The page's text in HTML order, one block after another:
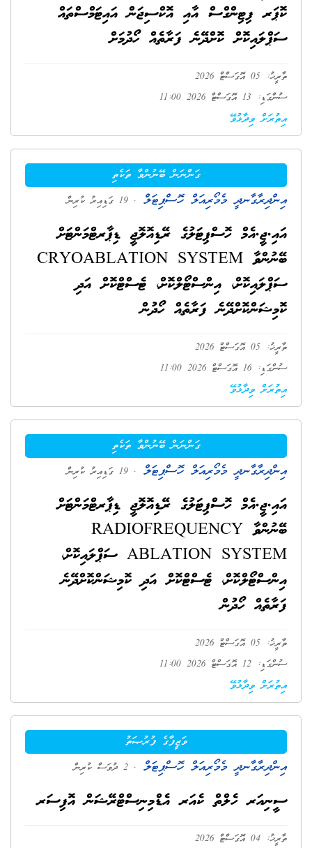
ކޮޕަރ ފިޓިންގްސް އާއި އޮކްސިޖަން އައިޓަމްސްތައް
ސަޕްލައިކޮށް ކޮށްދޭނެ ފަރާތެއް ހޯދުމަށް
ތާރީޚު: 05 އޮގަސްޓް 2026
ސުންގަޑި: 13 އޮގަސްޓް 2026 11:00
އިތުރަށް ވިދާޅުވޭ
ގަންނަން ބޭނުންވާ ތަކެތި
އިންދިރާގާނދީ މެމޯރިއަލް ހޮސްޕިޓަލް . 19 ގަޑިއިރު ކުރިން
އައި.ޖީ.އެމް ހޮސްޕިޓަލުގެ ރޭޑިއޮލޮޖީ ޑިޕާރޓްމަންޓަށް
ބޭނުންވާ CRYOABLATION SYSTEM
ސަޕްލައިކޮށް، އިންސްޓޯލްކޮށް، ޓެސްޓްކޮށް އަދި
ކޮމިޝަންކޮށްދޭނެ ފަރާތެއް ހޯދުން
ތާރީޚު: 05 އޮގަސްޓް 2026
ސުންގަޑި: 16 އޮގަސްޓް 2026 11:00
އިތުރަށް ވިދާޅުވޭ
ގަންނަން ބޭނުންވާ ތަކެތި
އިންދިރާގާނދީ މެމޯރިއަލް ހޮސްޕިޓަލް . 19 ގަޑިއިރު ކުރިން
އައި.ޖީ.އެމް ހޮސްޕިޓަލުގެ ރޭޑިއޮލޮޖީ ޑިޕާރޓްމަންޓަށް
ބޭނުންވާ RADIOFREQUENCY
ABLATION SYSTEM ސަޕްލައިކޮށް،
އިންސްޓޯލްކޮށް، ޓެސްޓްކޮށް އަދި ކޮމިޝަންކޮށްދޭނެ
ފަރާތެއް ހޯދުން
ތާރީޚު: 05 އޮގަސްޓް 2026
ސުންގަޑި: 12 އޮގަސްޓް 2026 11:00
އިތުރަށް ވިދާޅުވޭ
ވަޒީފާގެ ފުރުޞަތު
އިންދިރާގާނދީ މެމޯރިއަލް ހޮސްޕިޓަލް . 2 ދުވަސް ކުރިން
ސީނިއަރ ހެލްތް ކެއަރ އެޑްމިނިސްޓްރޭޝަން އޮފިސަރ
ތާރީޚު: 04 އޮގަސްޓް 2026